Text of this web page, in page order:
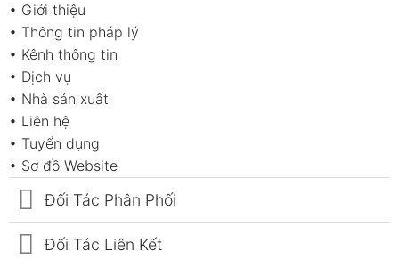
• Giới thiệu
• Thông tin pháp lý
• Kênh thông tin
• Dịch vụ
• Nhà sản xuất
• Liên hệ
• Tuyển dụng
• Sơ đồ Website
Đối Tác Phân Phối
Đối Tác Liên Kết